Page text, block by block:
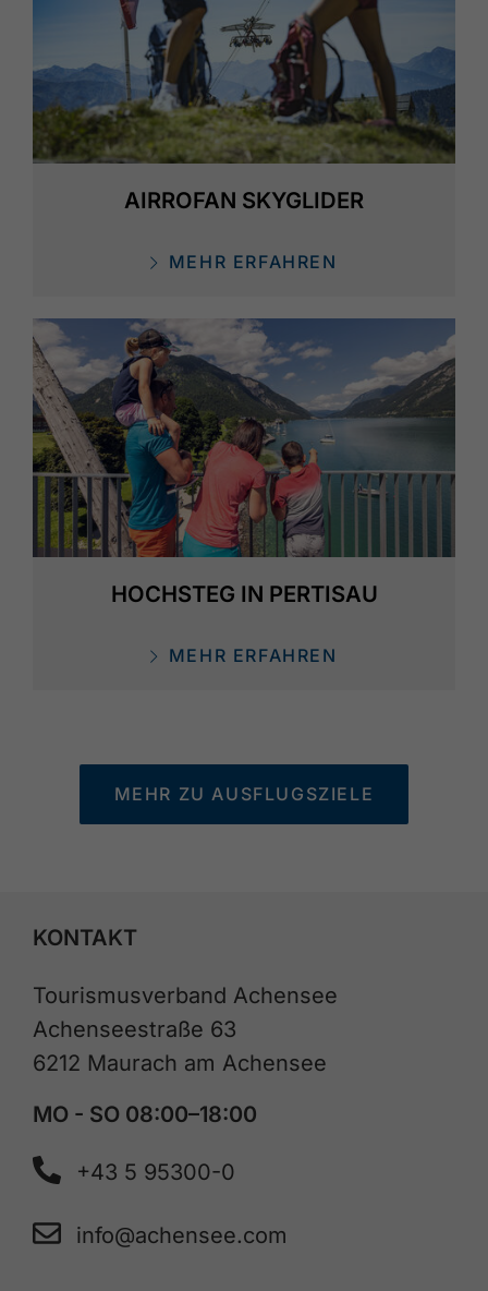
AIRROFAN SKYGLIDER
MEHR ERFAHREN
HOCHSTEG IN PERTISAU
MEHR ERFAHREN
MEHR ZU AUSFLUGSZIELE
KONTAKT
Tourismusverband Achensee
Achenseestraße 63
6212 Maurach am Achensee
MO - SO 08:00–18:00
+43 5 95300-0
info@achensee.com